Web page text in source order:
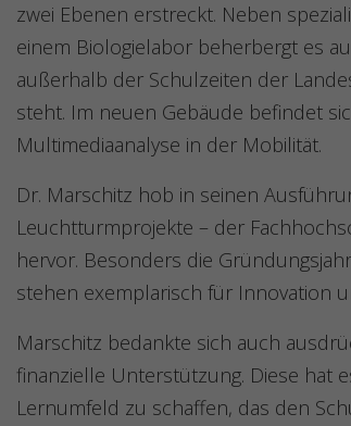
zwei Ebenen erstreckt. Neben
einem Biologielabor beherbergt es
außerhalb der Schulzeiten der
steht. Im neuen Gebäude befindet
Multimediaanalyse in der Mobilität.
Dr. Marschitz hob in seinen
Leuchtturmprojekte – der
hervor. Besonders die
stehen exemplarisch für Innovation
Marschitz bedankte sich auch
finanzielle Unterstützung. Diese hat
Lernumfeld zu schaffen, das den